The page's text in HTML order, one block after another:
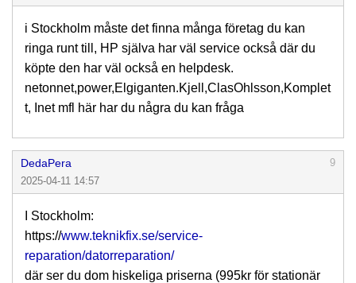
i Stockholm måste det finna många företag du kan
ringa runt till, HP själva har väl service också där du
köpte den har väl också en helpdesk.
netonnet,power,Elgiganten.Kjell,ClasOhlsson,Komplet
t, Inet mfl här har du några du kan fråga
DedaPera
9
2025-04-11 14:57
I Stockholm:
https://www.teknikfix.se/service-
reparation/datorreparation/
där ser du dom hiskeliga priserna (995kr för stationär